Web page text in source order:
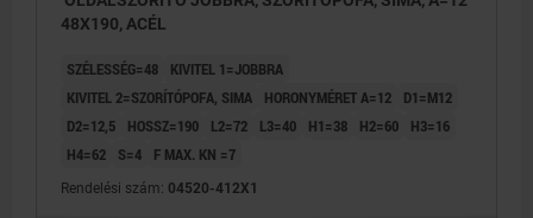
48X190, ACÉL
SZÉLESSÉG=48
KIVITEL 1=JOBBRA
KIVITEL 2=SZORÍTÓPOFA, SIMA
HORONYMÉRET A=12
D1=M12
D2=12,5
HOSSZ=190 L2=72 L3=40 H1=38 H2=60
H3=16
H4=62
S=4 F MAX. KN =7
Rendelési szám: 04520-412X1